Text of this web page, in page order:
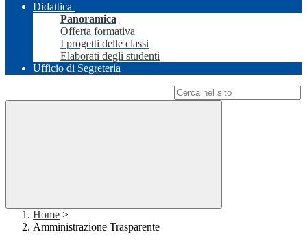
Didattica
Panoramica
Offerta formativa
I progetti delle classi
Elaborati degli studenti
Ufficio di Segreteria
Home >
Amministrazione Trasparente